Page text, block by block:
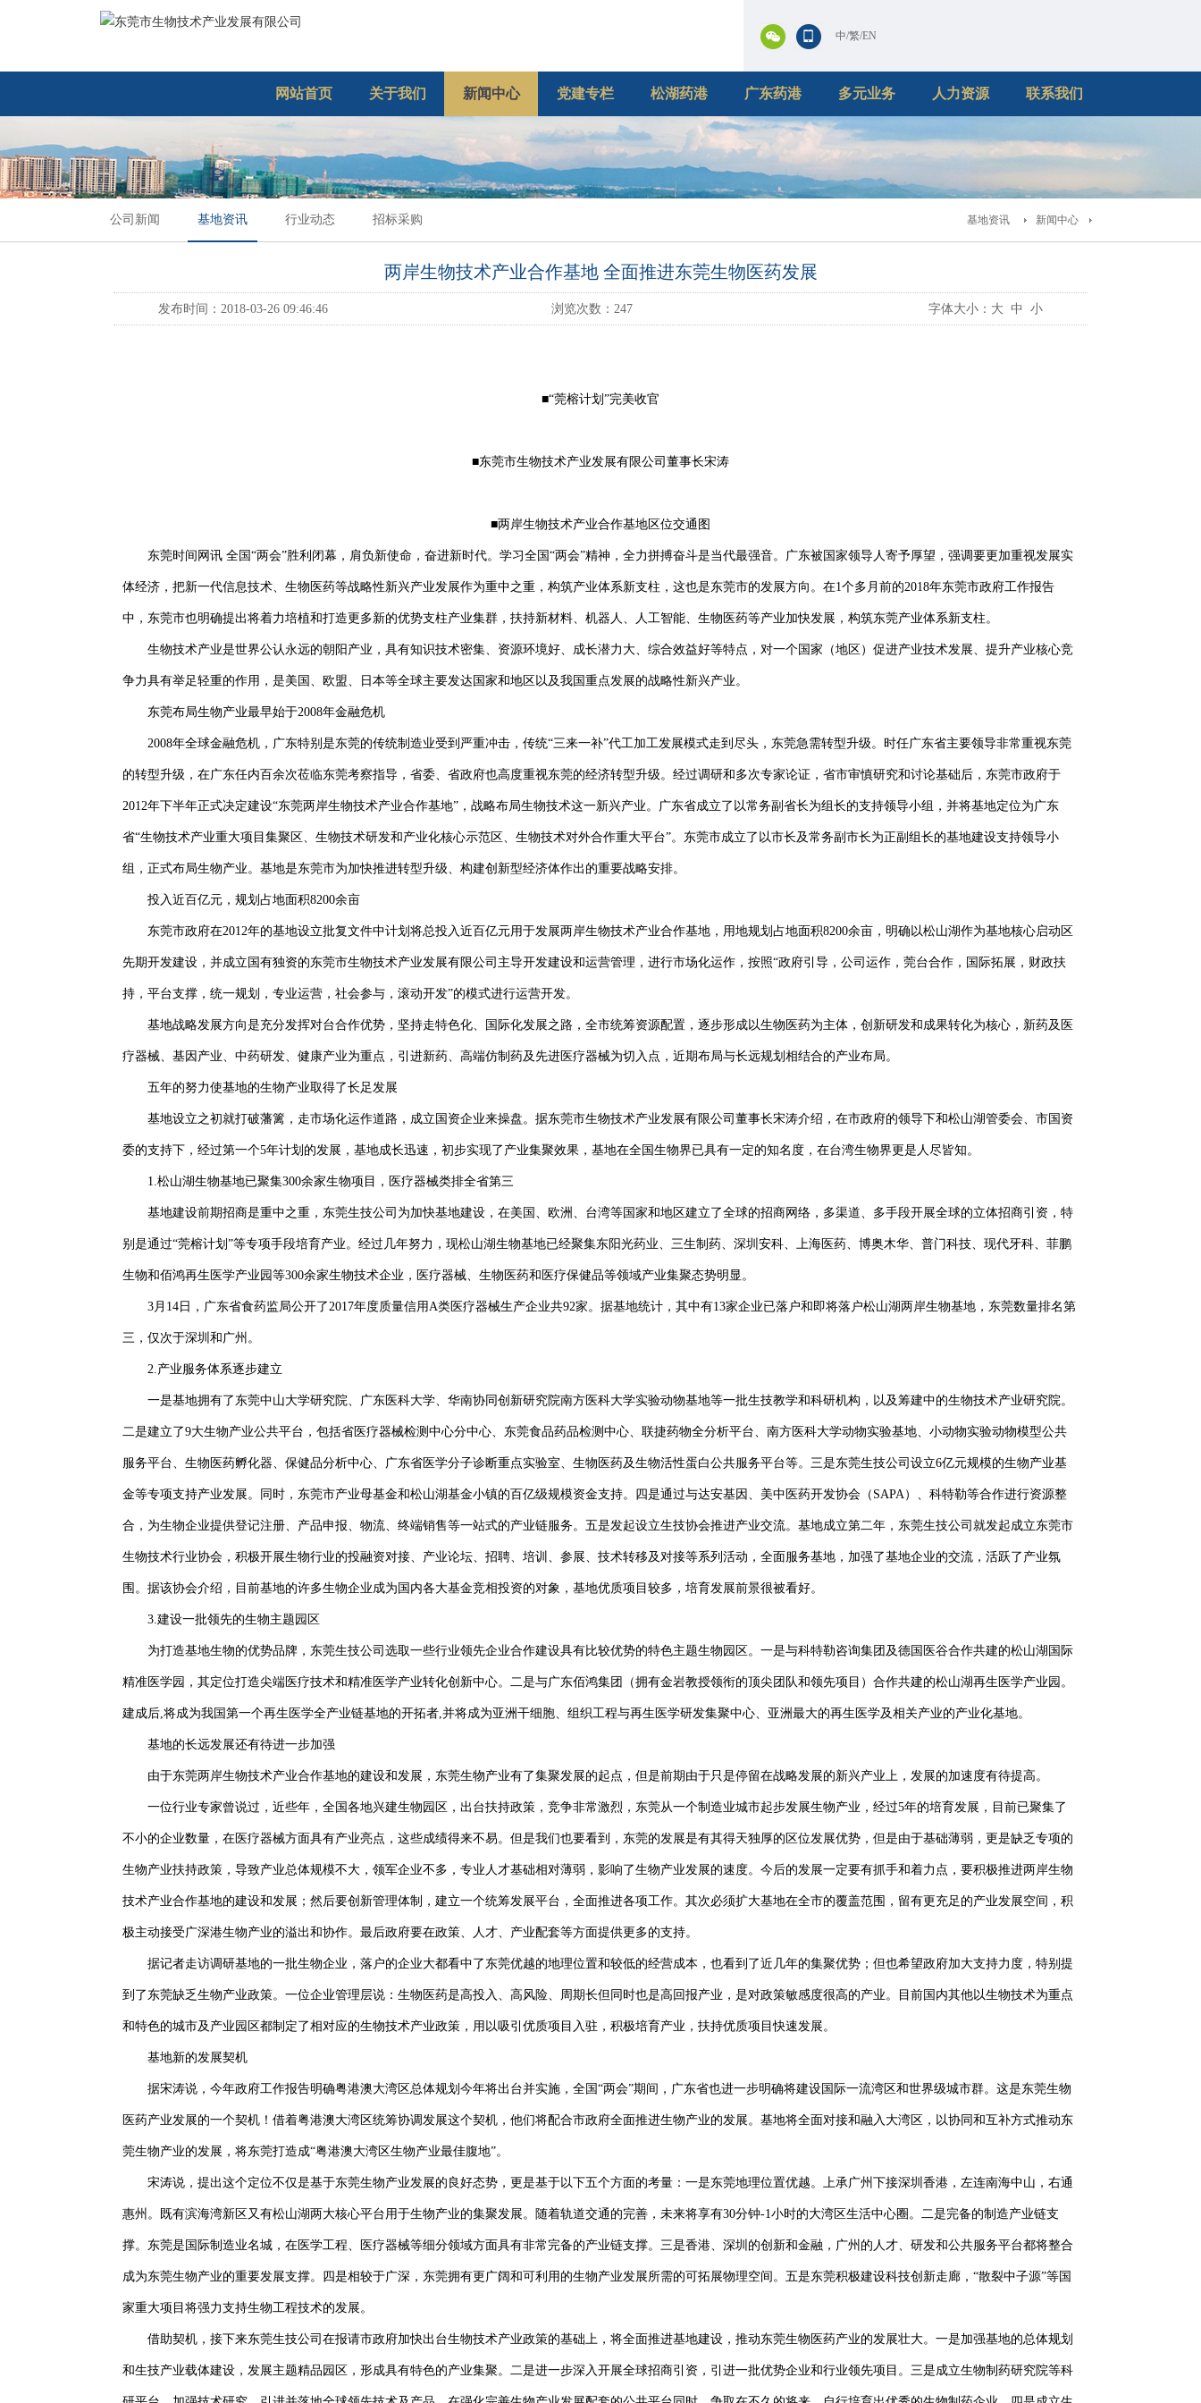
中/繁/EN
网站首页 关于我们 新闻中心 党建专栏 松湖药港 广东药港 多元业务 人力资源 联系我们
公司新闻 基地资讯 行业动态 招标采购 基地资讯 新闻中心
两岸生物技术产业合作基地 全面推进东莞生物医药发展
发布时间：2018-03-26 09:46:46 浏览次数： 247 字体大小： 大 中 小
■“莞榕计划”完美收官
■东莞市生物技术产业发展有限公司董事长宋涛
■两岸生物技术产业合作基地区位交通图
东莞时间网讯 全国“两会”胜利闭幕，肩负新使命，奋进新时代。学习全国“两会”精神，全力拼搏奋斗是当代最强音。广东被国家领导人寄予厚望，强调要更加重视发展实
体经济，把新一代信息技术、生物医药等战略性新兴产业发展作为重中之重，构筑产业体系新支柱，这也是东莞市的发展方向。在1个多月前的2018年东莞市政府工作报告
中，东莞市也明确提出将着力培植和打造更多新的优势支柱产业集群，扶持新材料、机器人、人工智能、生物医药等产业加快发展，构筑东莞产业体系新支柱。
生物技术产业是世界公认永远的朝阳产业，具有知识技术密集、资源环境好、成长潜力大、综合效益好等特点，对一个国家（地区）促进产业技术发展、提升产业核心竞
争力具有举足轻重的作用，是美国、欧盟、日本等全球主要发达国家和地区以及我国重点发展的战略性新兴产业。
东莞布局生物产业最早始于2008年金融危机
2008年全球金融危机，广东特别是东莞的传统制造业受到严重冲击，传统“三来一补”代工加工发展模式走到尽头，东莞急需转型升级。时任广东省主要领导非常重视东莞
的转型升级，在广东任内百余次莅临东莞考察指导，省委、省政府也高度重视东莞的经济转型升级。经过调研和多次专家论证，省市审慎研究和讨论基础后，东莞市政府于
2012年下半年正式决定建设“东莞两岸生物技术产业合作基地”，战略布局生物技术这一新兴产业。广东省成立了以常务副省长为组长的支持领导小组，并将基地定位为广东
省“生物技术产业重大项目集聚区、生物技术研发和产业化核心示范区、生物技术对外合作重大平台”。东莞市成立了以市长及常务副市长为正副组长的基地建设支持领导小
组，正式布局生物产业。基地是东莞市为加快推进转型升级、构建创新型经济体作出的重要战略安排。
投入近百亿元，规划占地面积8200余亩
东莞市政府在2012年的基地设立批复文件中计划将总投入近百亿元用于发展两岸生物技术产业合作基地，用地规划占地面积8200余亩，明确以松山湖作为基地核心启动区
先期开发建设，并成立国有独资的东莞市生物技术产业发展有限公司主导开发建设和运营管理，进行市场化运作，按照“政府引导，公司运作，莞台合作，国际拓展，财政扶
持，平台支撑，统一规划，专业运营，社会参与，滚动开发”的模式进行运营开发。
基地战略发展方向是充分发挥对台合作优势，坚持走特色化、国际化发展之路，全市统筹资源配置，逐步形成以生物医药为主体，创新研发和成果转化为核心，新药及医
疗器械、基因产业、中药研发、健康产业为重点，引进新药、高端仿制药及先进医疗器械为切入点，近期布局与长远规划相结合的产业布局。
五年的努力使基地的生物产业取得了长足发展
基地设立之初就打破藩篱，走市场化运作道路，成立国资企业来操盘。据东莞市生物技术产业发展有限公司董事长宋涛介绍，在市政府的领导下和松山湖管委会、市国资
委的支持下，经过第一个5年计划的发展，基地成长迅速，初步实现了产业集聚效果，基地在全国生物界已具有一定的知名度，在台湾生物界更是人尽皆知。
1.松山湖生物基地已聚集300余家生物项目，医疗器械类排全省第三
基地建设前期招商是重中之重，东莞生技公司为加快基地建设，在美国、欧洲、台湾等国家和地区建立了全球的招商网络，多渠道、多手段开展全球的立体招商引资，特
别是通过“莞榕计划”等专项手段培育产业。经过几年努力，现松山湖生物基地已经聚集东阳光药业、三生制药、深圳安科、上海医药、博奥木华、普门科技、现代牙科、菲鹏
生物和佰鸿再生医学产业园等300余家生物技术企业，医疗器械、生物医药和医疗保健品等领域产业集聚态势明显。
3月14日，广东省食药监局公开了2017年度质量信用A类医疗器械生产企业共92家。据基地统计，其中有13家企业已落户和即将落户松山湖两岸生物基地，东莞数量排名第
三，仅次于深圳和广州。
2.产业服务体系逐步建立
一是基地拥有了东莞中山大学研究院、广东医科大学、华南协同创新研究院南方医科大学实验动物基地等一批生技教学和科研机构，以及筹建中的生物技术产业研究院。
二是建立了9大生物产业公共平台，包括省医疗器械检测中心分中心、东莞食品药品检测中心、联捷药物全分析平台、南方医科大学动物实验基地、小动物实验动物模型公共
服务平台、生物医药孵化器、保健品分析中心、广东省医学分子诊断重点实验室、生物医药及生物活性蛋白公共服务平台等。三是东莞生技公司设立6亿元规模的生物产业基
金等专项支持产业发展。同时，东莞市产业母基金和松山湖基金小镇的百亿级规模资金支持。四是通过与达安基因、美中医药开发协会（SAPA）、科特勒等合作进行资源整
合，为生物企业提供登记注册、产品申报、物流、终端销售等一站式的产业链服务。五是发起设立生技协会推进产业交流。基地成立第二年，东莞生技公司就发起成立东莞市
生物技术行业协会，积极开展生物行业的投融资对接、产业论坛、招聘、培训、参展、技术转移及对接等系列活动，全面服务基地，加强了基地企业的交流，活跃了产业氛
围。据该协会介绍，目前基地的许多生物企业成为国内各大基金竞相投资的对象，基地优质项目较多，培育发展前景很被看好。
3.建设一批领先的生物主题园区
为打造基地生物的优势品牌，东莞生技公司选取一些行业领先企业合作建设具有比较优势的特色主题生物园区。一是与科特勒咨询集团及德国医谷合作共建的松山湖国际
精准医学园，其定位打造尖端医疗技术和精准医学产业转化创新中心。二是与广东佰鸿集团（拥有金岩教授领衔的顶尖团队和领先项目）合作共建的松山湖再生医学产业园。
建成后,将成为我国第一个再生医学全产业链基地的开拓者,并将成为亚洲干细胞、组织工程与再生医学研发集聚中心、亚洲最大的再生医学及相关产业的产业化基地。
基地的长远发展还有待进一步加强
由于东莞两岸生物技术产业合作基地的建设和发展，东莞生物产业有了集聚发展的起点，但是前期由于只是停留在战略发展的新兴产业上，发展的加速度有待提高。
一位行业专家曾说过，近些年，全国各地兴建生物园区，出台扶持政策，竞争非常激烈，东莞从一个制造业城市起步发展生物产业，经过5年的培育发展，目前已聚集了
不小的企业数量，在医疗器械方面具有产业亮点，这些成绩得来不易。但是我们也要看到，东莞的发展是有其得天独厚的区位发展优势，但是由于基础薄弱，更是缺乏专项的
生物产业扶持政策，导致产业总体规模不大，领军企业不多，专业人才基础相对薄弱，影响了生物产业发展的速度。今后的发展一定要有抓手和着力点，要积极推进两岸生物
技术产业合作基地的建设和发展；然后要创新管理体制，建立一个统筹发展平台，全面推进各项工作。其次必须扩大基地在全市的覆盖范围，留有更充足的产业发展空间，积
极主动接受广深港生物产业的溢出和协作。最后政府要在政策、人才、产业配套等方面提供更多的支持。
据记者走访调研基地的一批生物企业，落户的企业大都看中了东莞优越的地理位置和较低的经营成本，也看到了近几年的集聚优势；但也希望政府加大支持力度，特别提
到了东莞缺乏生物产业政策。一位企业管理层说：生物医药是高投入、高风险、周期长但同时也是高回报产业，是对政策敏感度很高的产业。目前国内其他以生物技术为重点
和特色的城市及产业园区都制定了相对应的生物技术产业政策，用以吸引优质项目入驻，积极培育产业，扶持优质项目快速发展。
基地新的发展契机
据宋涛说，今年政府工作报告明确粤港澳大湾区总体规划今年将出台并实施，全国“两会”期间，广东省也进一步明确将建设国际一流湾区和世界级城市群。这是东莞生物
医药产业发展的一个契机！借着粤港澳大湾区统筹协调发展这个契机，他们将配合市政府全面推进生物产业的发展。基地将全面对接和融入大湾区，以协同和互补方式推动东
莞生物产业的发展，将东莞打造成“粤港澳大湾区生物产业最佳腹地”。
宋涛说，提出这个定位不仅是基于东莞生物产业发展的良好态势，更是基于以下五个方面的考量：一是东莞地理位置优越。上承广州下接深圳香港，左连南海中山，右通
惠州。既有滨海湾新区又有松山湖两大核心平台用于生物产业的集聚发展。随着轨道交通的完善，未来将享有30分钟-1小时的大湾区生活中心圈。二是完备的制造产业链支
撑。东莞是国际制造业名城，在医学工程、医疗器械等细分领域方面具有非常完备的产业链支撑。三是香港、深圳的创新和金融，广州的人才、研发和公共服务平台都将整合
成为东莞生物产业的重要发展支撑。四是相较于广深，东莞拥有更广阔和可利用的生物产业发展所需的可拓展物理空间。五是东莞积极建设科技创新走廊，“散裂中子源”等国
家重大项目将强力支持生物工程技术的发展。
借助契机，接下来东莞生技公司在报请市政府加快出台生物技术产业政策的基础上，将全面推进基地建设，推动东莞生物医药产业的发展壮大。一是加强基地的总体规划
和生技产业载体建设，发展主题精品园区，形成具有特色的产业集聚。二是进一步深入开展全球招商引资，引进一批优势企业和行业领先项目。三是成立生物制药研究院等科